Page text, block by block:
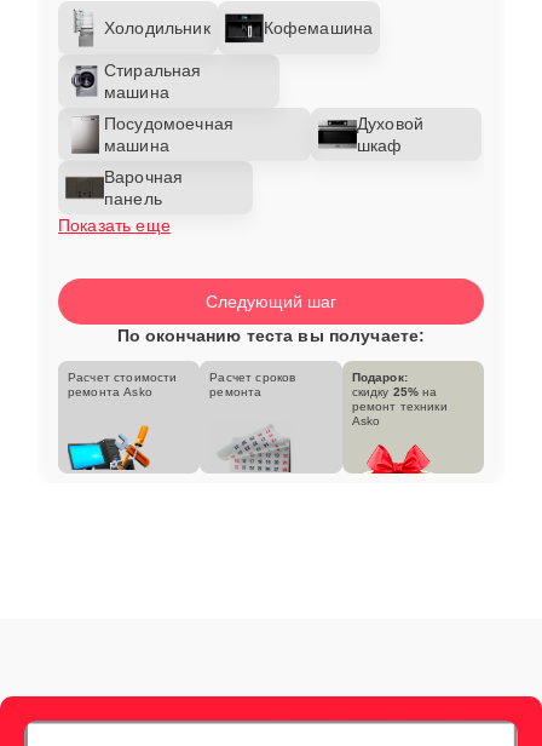
Холодильник Кофемашина
Стиральная
машина
Посудомоечная
машина
Духовой
шкаф
Варочная
панель
Показать еще
Следующий шаг
По окончанию теста вы получаете:
Расчет стоимости
ремонта Asko
Расчет сроков
ремонта
Подарок:
скидку 25% на
ремонт техники
Asko